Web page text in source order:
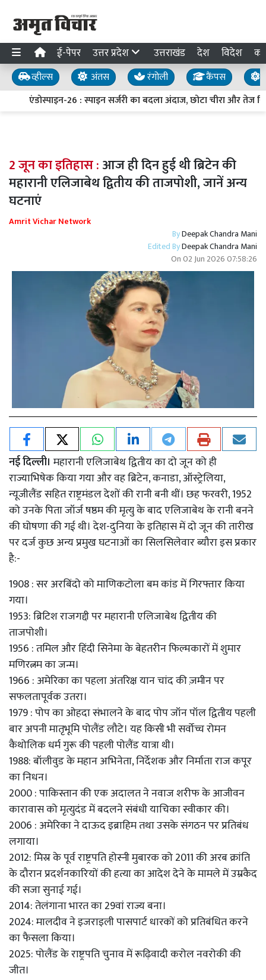
ई-पेपर उत्तर प्रदेश उत्तराखंड देश विदेश
व्हील्स अंतस रंगोली कैंपस
एंडोस्पाइन-26 : स्पाइन सर्जरी का बदला अंदाज, छोटा चीरा और तेज
2 जून का इतिहास :आज ही दिन हुई थी ब्रिटेन की
महारानी एलिजाबेथ द्वितीय की ताजपोशी, जानें अन्य
घटनाएं
Amrit Vichar Network
ByDeepak Chandra Mani
Edited ByDeepak Chandra Mani
On02 Jun 2026 07:58:26
नई दिल्ली। महारानी एलिजाबेथ द्वितीय का दो जून को ही
राज्याभिषेक किया गया और वह ब्रिटेन, कनाडा, ऑस्ट्रेलिया,
न्यूजीलैंड सहित राष्ट्रमंडल देशों की रानी बनी थीं। छह फरवरी, 1952
को उनके पिता जॉर्ज षष्ठम की मृत्यु के बाद एलिजाबेथ के रानी बनने
की घोषणा की गई थी। देश-दुनिया के इतिहास में दो जून की तारीख
पर दर्ज कुछ अन्य प्रमुख घटनाओं का सिलसिलेवार ब्यौरा इस प्रकार
है:-
1908 : सर अरबिंदो को माणिकटोला बम कांड में गिरफ्तार किया
गया।
1953: ब्रिटिश राजगद्दी पर महारानी एलिजाबेथ द्वितीय की
ताजपोशी।
1956 : तमिल और हिंदी सिनेमा के बेहतरीन फिल्मकारों में शुमार
मणिरत्नम का जन्म।
1966 : अमेरिका का पहला अंतरिक्ष यान चांद की ज़मीन पर
सफलतापूर्वक उतरा।
1979 : पोप का ओहदा संभालने के बाद पोप जॉन पॉल द्वितीय पहली
बार अपनी मातृभूमि पोलैंड लौटे। यह किसी भी सर्वोच्च रोमन
कैथोलिक धर्म गुरू की पहली पोलैंड यात्रा थी।
1988: बॉलीवुड के महान अभिनेता, निर्देशक और निर्माता राज कपूर
का निधन।
2000 : पाकिस्तान की एक अदालत ने नवाज शरीफ के आजीवन
कारावास को मृत्युदंड में बदलने संबंधी याचिका स्वीकार की।
2006 : अमेरिका ने दाऊद इब्राहिम तथा उसके संगठन पर प्रतिबंध
लगाया।
2012: मिस्र के पूर्व राष्ट्रपति होस्नी मुबारक को 2011 की अरब क्रांति
के दौरान प्रदर्शनकारियों की हत्या का आदेश देने के मामले में उम्रकैद
की सजा सुनाई गई।
2014: तेलंगाना भारत का 29वां राज्य बना।
2024: मालदीव ने इजराइली पासपार्ट धारकों को प्रतिबंधित करने
का फैसला किया।
2025: पोलैंड के राष्ट्रपति चुनाव में रूढ़िवादी करोल नवरोकी की
जीत।